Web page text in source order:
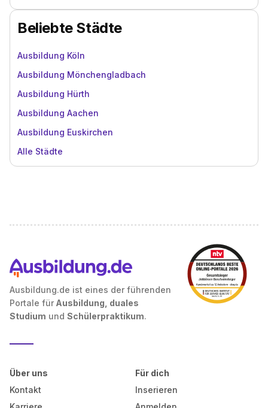
Beliebte Städte
Ausbildung Köln
Ausbildung Mönchengladbach
Ausbildung Hürth
Ausbildung Aachen
Ausbildung Euskirchen
Alle Städte
Ausbildung.de ist eines der führenden
Portale für Ausbildung, duales
Studium und Schülerpraktikum.
Über uns
Kontakt
Für dich
Inserieren